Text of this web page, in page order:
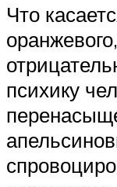
Что
психику